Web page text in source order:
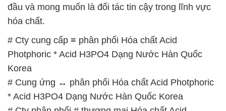
Korea
# Cung ứng ↔ phân phối Hóa chất Acid Photphoric
* Acid H3PO4 Dạng Nước Hàn Quốc Korea
# Cty phân phối # thương mại Hóa chất Acid
Photphoric * Acid H3PO4 Dạng Nước Hàn Quốc
Korea
# Cty cung cấp ~ thương mại Hóa chất Acid
Photphoric * Acid H3PO4 Dạng Nước Hàn Quốc